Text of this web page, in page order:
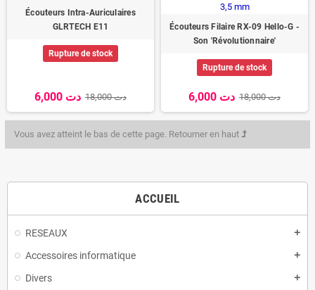
ACCUEIL
RESEAUX add
Accessoires informatique add
Divers add
Écouteurs Intra-Auriculaires
GLRTECH E11
Rupture de stock
6,000 دت 18,000 دت
Écouteurs Filaire RX-09 Hello-G -
Son 'Révolutionnaire'
Rupture de stock
6,000 دت 18,000 دت
Vous avez atteint le bas de cette page. Retourner en haut